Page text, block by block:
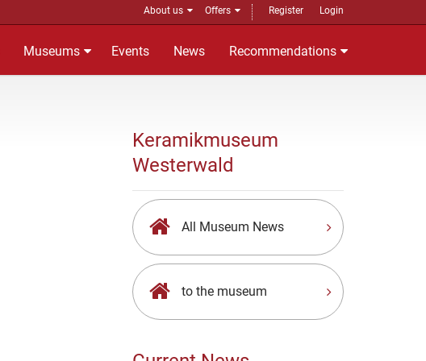
About us Offers Register Login
Museums Events News Recommendations
Keramikmuseum
Westerwald
All Museum News
to the museum